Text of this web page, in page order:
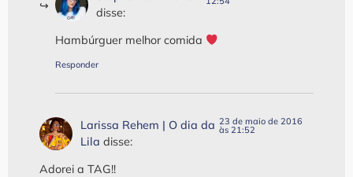
disse:
Hambúrguer melhor comida
Responder
Larissa Rehem | O dia da
Lila disse:
23 de maio de 2016
às 21:52
Adorei a TAG!!